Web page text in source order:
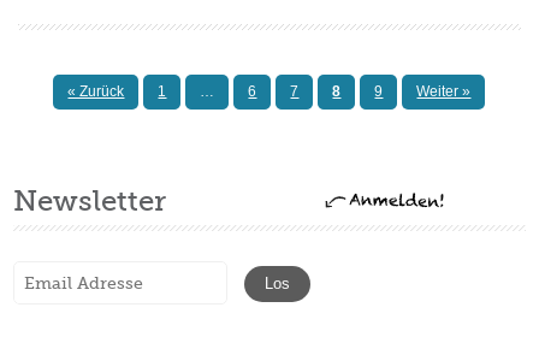
« Zurück 1 … 6 7 8 9 Weiter »
Newsletter